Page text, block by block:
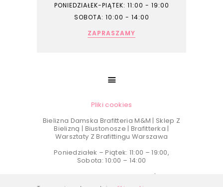
PONIEDZIAŁEK-PIĄTEK: 11:00 - 19:00
SOBOTA: 10:00 - 14:00
ZAPRASZAMY
Pliki cookies
Bielizna Damska Brafitteria M&M | Sklep Z
Bielizną | Biustonosze | Brafitterka |
Warsztaty Z Brafittingu Warszawa
Poniedziałek – Piątek: 11:00 – 19:00,
Sobota: 10:00 – 14:00
| e-mail:
biuro@brafitteria.com